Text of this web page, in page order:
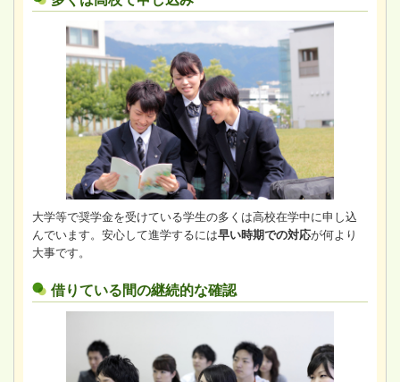
大学等で奨学金を受けている学生の多くは高校在学中に申し込
んでいます。安心して進学するには早い時期での対応が何より
大事です。
借りている間の継続的な確認